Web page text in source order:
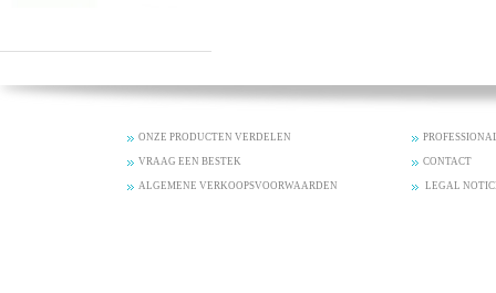
ONZE PRODUCTEN VERDELEN
VRAAG EEN BESTEK CONTACT
ALGEMENE VERKOOPSVOORWAARDEN LEGAL